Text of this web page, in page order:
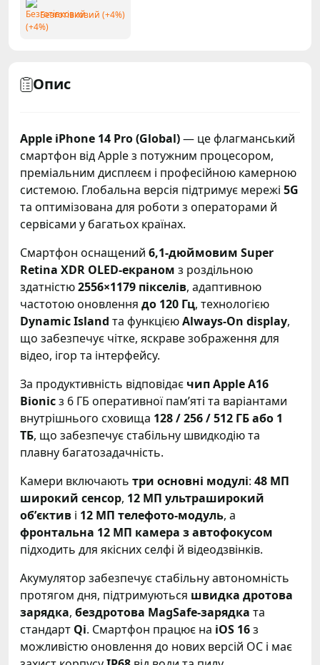
Безготівковий (+4%)
Опис
Apple iPhone 14 Pro (Global)— це флагманський
смартфон від Apple з потужним процесором,
преміальним дисплеєм і професійною камерною
системою. Глобальна версія підтримує мережі 5G
та оптимізована для роботи з операторами й
сервісами у багатьох країнах.
Смартфон оснащений 6,1-дюймовим Super
Retina XDR OLED-екраном з роздільною
здатністю2556×1179 пікселів, адаптивною
частотою оновлення до 120 Гц, технологією
Dynamic Island та функцієюAlways-On display,
що забезпечує чітке, яскраве зображення для
відео, ігор та інтерфейсу.
За продуктивність відповідає чип Apple A16
Bionicз 6 ГБ оперативної памʼяті та варіантами
внутрішнього сховища 128 / 256 / 512 ГБ або 1
ТБ, що забезпечує стабільну швидкодію та
плавну багатозадачність.
Камери включають три основні модулі: 48 МП
широкий сенсор, 12 МП ультраширокий
обʼєктив і 12 МП телефото-модуль, а
фронтальна 12 МП камера з автофокусом
підходить для якісних селфі й відеодзвінків.
Акумулятор забезпечує стабільну автономність
протягом дня, підтримуються швидка дротова
зарядка, бездротова MagSafe-зарядка та
стандарт Qi. Смартфон працює на iOS 16з
можливістю оновлення до нових версій ОС і має